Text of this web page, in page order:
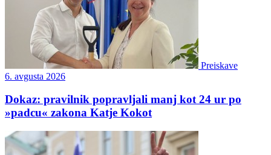
Preiskave
6. avgusta 2026
Dokaz: pravilnik popravljali manj kot 24 ur po
»padcu« zakona Katje Kokot